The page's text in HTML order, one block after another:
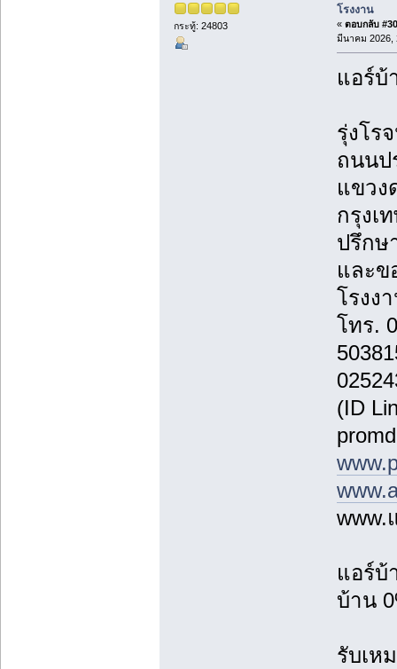
กระทู้: 24803
โรงงาน
« ตอบกลับ
มีนาคม 2026,
แอร์บ้
รุ่งโร
ถนนป
แขวง
กรุงเ
ปรึกษ
และข
โรงง
โทร.
(ID
www.
แอร์บ้
บ้าน
รับเห